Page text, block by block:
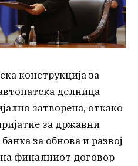
конструкција за
делница
затворена, откако
за државни
за обнова и развој
финалниот договор